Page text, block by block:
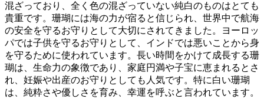
混ざっており、全く色の混ざっていない純白のものはとても
貴重です。珊瑚には海の力が宿ると信じられ、世界中で航海
の安全を守るお守りとして大切にされてきました。ヨーロッ
パでは子供を守るお守りとして、インドでは悪いことから身
を守るために使われています。長い時間をかけて成長する珊
瑚は、生命力の象徴であり、家庭円満や子宝に恵まれるとさ
れ、妊娠や出産のお守りとしても人気です。特に白い珊瑚
は、純粋さや優しさを育み、幸運を呼ぶと言われています。